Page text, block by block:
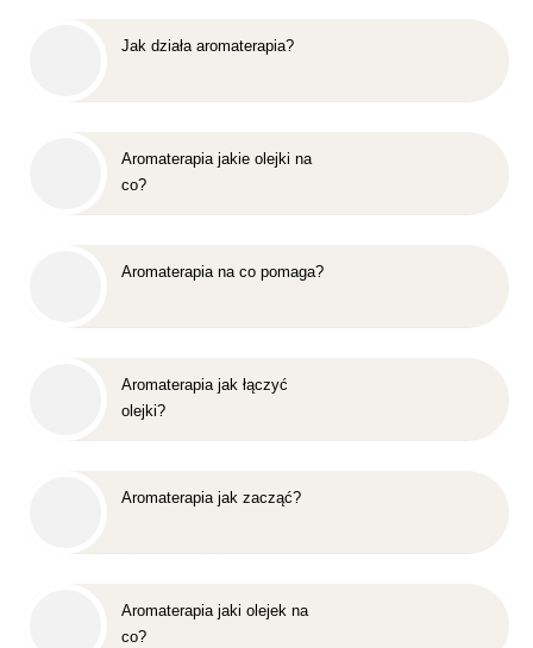
Jak działa aromaterapia?
Aromaterapia jakie olejki na
co?
Aromaterapia na co pomaga?
Aromaterapia jak łączyć
olejki?
Aromaterapia jak zacząć?
Aromaterapia jaki olejek na
co?